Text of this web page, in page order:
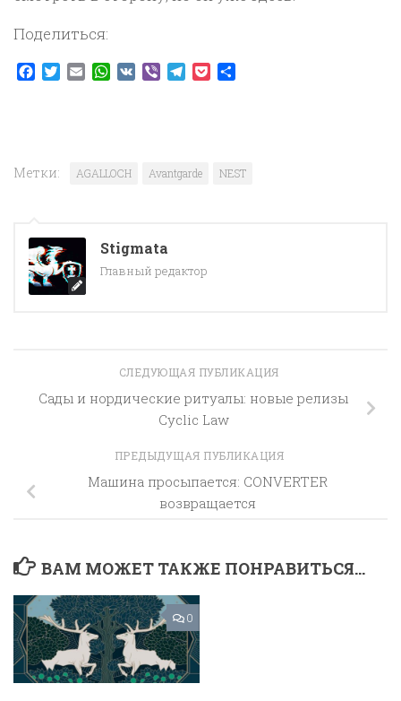
Поделиться:
Facebook
TwitterEmailWhatsApp
VK ViberTelegram
Pocket
Метки: AGALLOCH Avantgarde NEST
Stigmata
Главный редактор
СЛЕДУЮЩАЯ ПУБЛИКАЦИЯ
Сады и нордические ритуалы: новые релизы
Cyclic Law
ПРЕДЫДУЩАЯ ПУБЛИКАЦИЯ
Машина просыпается: CONVERTER
возвращается
ВАМ МОЖЕТ ТАКЖЕ ПОНРАВИТЬСЯ...
0